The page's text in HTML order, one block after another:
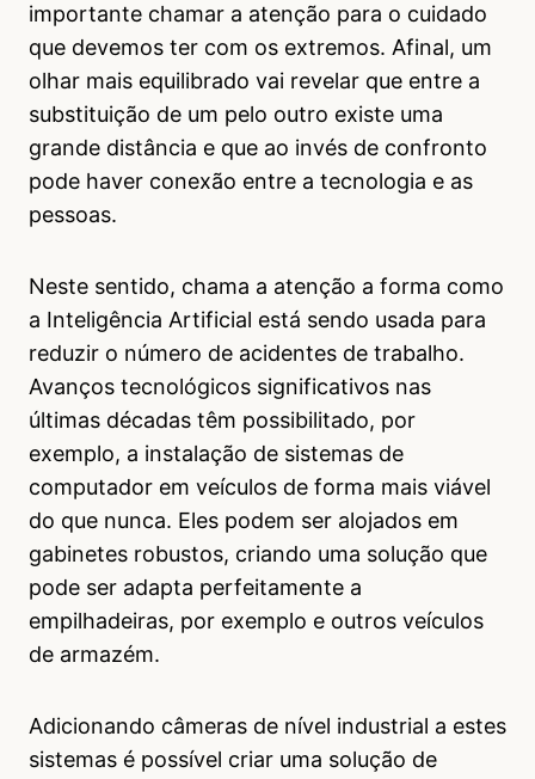
importante chamar a atenção para o cuidado
que devemos ter com os extremos. Afinal, um
olhar mais equilibrado vai revelar que entre a
substituição de um pelo outro existe uma
grande distância e que ao invés de confronto
pode haver conexão entre a tecnologia e as
pessoas.
Neste sentido, chama a atenção a forma como
a Inteligência Artificial está sendo usada para
reduzir o número de acidentes de trabalho.
Avanços tecnológicos significativos nas
últimas décadas têm possibilitado, por
exemplo, a instalação de sistemas de
computador em veículos de forma mais viável
do que nunca. Eles podem ser alojados em
gabinetes robustos, criando uma solução que
pode ser adapta perfeitamente a
empilhadeiras, por exemplo e outros veículos
de armazém.
Adicionando câmeras de nível industrial a estes
sistemas é possível criar uma solução de